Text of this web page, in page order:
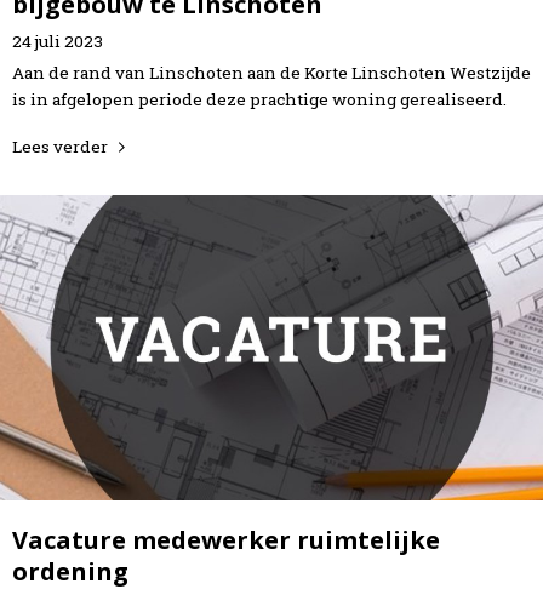
24juli 2023
Aan de rand van Linschoten aan de Korte Linschoten Westzijde
is in afgelopen periode deze prachtige woning gerealiseerd.
Lees verder
Vacature medewerker ruimtelijke
ordening